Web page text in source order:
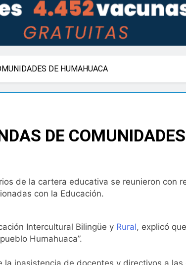
DE HUMAHUACA
DE
de la cartera educativa se reunieron con
con la Educación.
Intercultural Bilingüe y Rural, explicó
Humahuaca”.